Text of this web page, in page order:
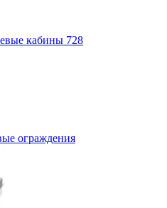
кабины 728
ограждения